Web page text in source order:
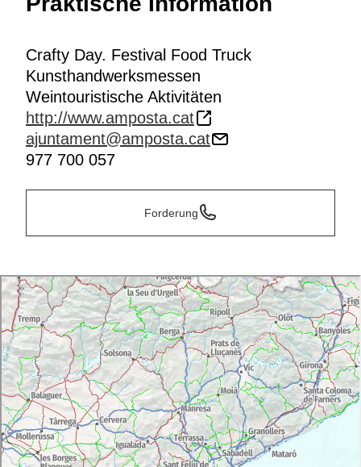
Crafty Day. Festival Food Truck
Kunsthandwerksmessen
Weintouristische Aktivitäten
http://www.amposta.cat
ajuntament@amposta.cat
977 700 057
Forderung